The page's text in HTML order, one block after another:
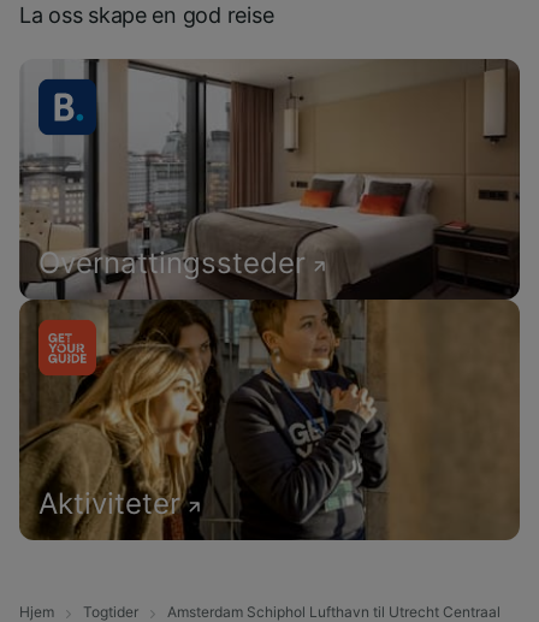
La oss skape en god reise
Overnattingssteder
Aktiviteter
Hjem Togtider Amsterdam Schiphol Lufthavn til Utrecht Centraal